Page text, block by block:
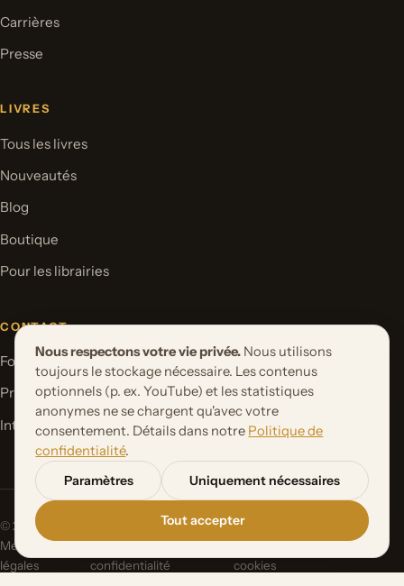
Carrières
Presse
LIVRES
Tous les livres
Nouveautés
Blog
Boutique
Pour les librairies
CONTACT
Formulaire de contact
Proposer un projet de livre
International Rights
© 2026 Orbita Media GmbH. Tous droits réservés.
Mentions
légales
Politique de
confidentialité
Paramètres des
cookies
Nous respectons votre vie privée. Nous utilisons
toujours le stockage nécessaire. Les contenus
optionnels (p. ex. YouTube) et les statistiques
anonymes ne se chargent qu'avec votre
consentement. Détails dans notre Politique de
confidentialité.
Paramètres
Uniquement nécessaires
Tout accepter